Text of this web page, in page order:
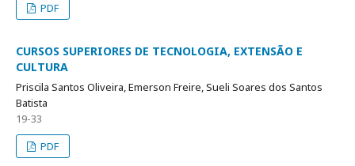
PDF
CURSOS SUPERIORES DE TECNOLOGIA, EXTENSÃO E
CULTURA
Priscila Santos Oliveira, Emerson Freire, Sueli Soares dos Santos
Batista
19-33
PDF